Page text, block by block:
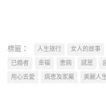
標籤： 人生旅行 女人的故事
已婚者
幸福 患病 感恩
用心去愛
病患及家屬 美麗人